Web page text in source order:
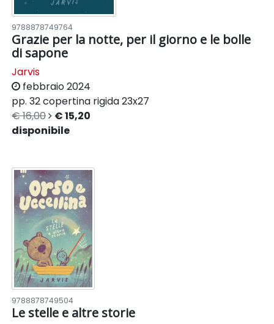
9788878749764
Grazie per la notte, per il giorno e le bolle
di sapone
Jarvis
febbraio 2024
pp. 32copertina rigida23x27
€ 16,00
€ 15,20
disponibile
9788878749504
Le stelle e altre storie